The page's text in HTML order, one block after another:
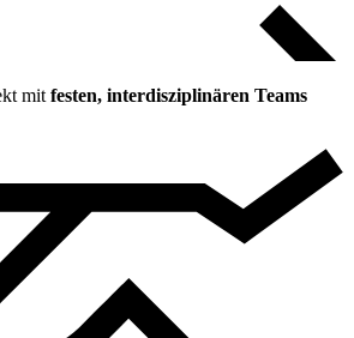
mit festen, interdisziplinären Teams